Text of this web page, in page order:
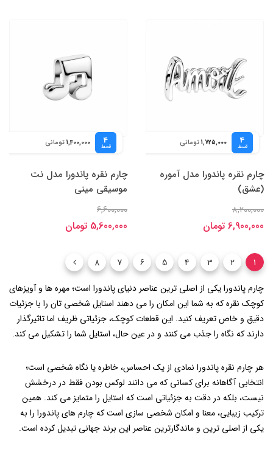
4
قسط 1,725,000 تومانی
چارم نقره پاندورا مدل آموره
(عشق)
8,200,000
6,900,000 تومان
4
قسط 1,400,000 تومانی
چارم نقره پاندورا مدل نت
موسیقی مینی
6,600,000
5,600,000 تومان
1
2
3
4
5
6
7
8
چارم پاندورا یکی از اصلی ترین عناصر دنیای پاندورا است؛ مهره ‌ها و آویزهای
کوچک نقره که به شما این امکان را می ‌دهند استایل شخصی ‌تان را با جزئیات
دقیق و خاص تعریف کنید. این قطعات کوچک، جزئیاتی ظریف اما تاثیرگذار
دارند که نگاه را جذب می کنند و در عین حال، استایل شما را تشکیل می کند.
هر چارم نقره پاندورا نمادی از یک احساس، خاطره یا نگاه شخصی است؛
انتخابی آگاهانه برای کسانی که می ‌دانند لوکس بودن فقط در درخشش
نیست، بلکه در دقت به جزئیاتی‌ است که استایل را متمایز می‌ کند. همین
ترکیب زیبایی، معنا و امکان شخصی‌ سازی است که چارم های پاندورا را به
یکی از اصلی ‌ترین و ماندگارترین عناصر این برند جهانی تبدیل کرده است.